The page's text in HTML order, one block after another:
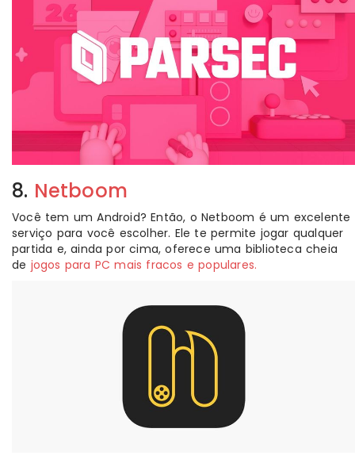
8. Netboom
Você tem um Android? Então, o Netboom é um excelente
serviço para você escolher. Ele te permite jogar qualquer
partida e, ainda por cima, oferece uma biblioteca cheia
de jogos para PC mais fracos e populares.